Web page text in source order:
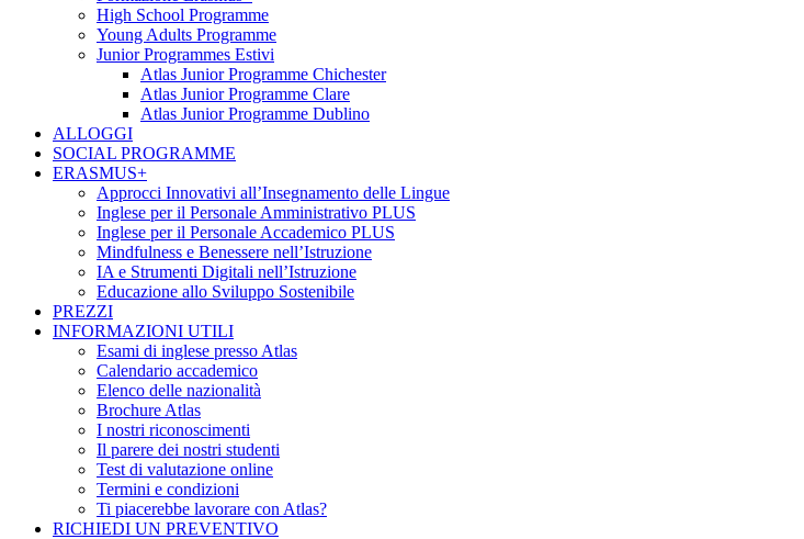
High School Programme
Young Adults Programme
Junior Programmes Estivi
Atlas Junior Programme Chichester
Atlas Junior Programme Clare
Atlas Junior Programme Dublino
ALLOGGI
SOCIAL PROGRAMME
ERASMUS+
Approcci Innovativi all’Insegnamento delle Lingue
Inglese per il Personale Amministrativo PLUS
Inglese per il Personale Accademico PLUS
Mindfulness e Benessere nell’Istruzione
IA e Strumenti Digitali nell’Istruzione
Educazione allo Sviluppo Sostenibile
PREZZI
INFORMAZIONI UTILI
Esami di inglese presso Atlas
Calendario accademico
Elenco delle nazionalità
Brochure Atlas
I nostri riconoscimenti
Il parere dei nostri studenti
Test di valutazione online
Termini e condizioni
Ti piacerebbe lavorare con Atlas?
RICHIEDI UN PREVENTIVO